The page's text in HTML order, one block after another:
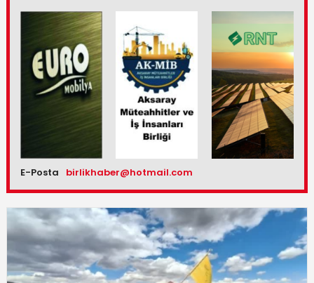
E-Posta birlikhaber@hotmail.com